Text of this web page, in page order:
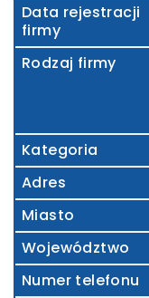
Data rejestracji
firmy
Rodzaj firmy
Kategoria
Adres
Miasto
Województwo
Numer telefonu